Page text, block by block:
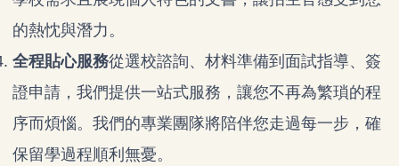
的熱忱與潛力。
全程貼心服務從選校諮詢、材料準備到面試指導、簽
證申請，我們提供一站式服務，讓您不再為繁瑣的程
序而煩惱。我們的專業團隊將陪伴您走過每一步，確
保留學過程順利無憂。